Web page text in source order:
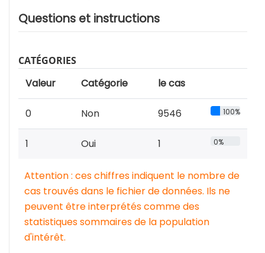
Questions et instructions
CATÉGORIES
Valeur Catégorie le cas
0 Non 9546 100%
1 Oui 1 0%
Attention : ces chiffres indiquent le nombre de
cas trouvés dans le fichier de données. Ils ne
peuvent être interprétés comme des
statistiques sommaires de la population
d'intérêt.